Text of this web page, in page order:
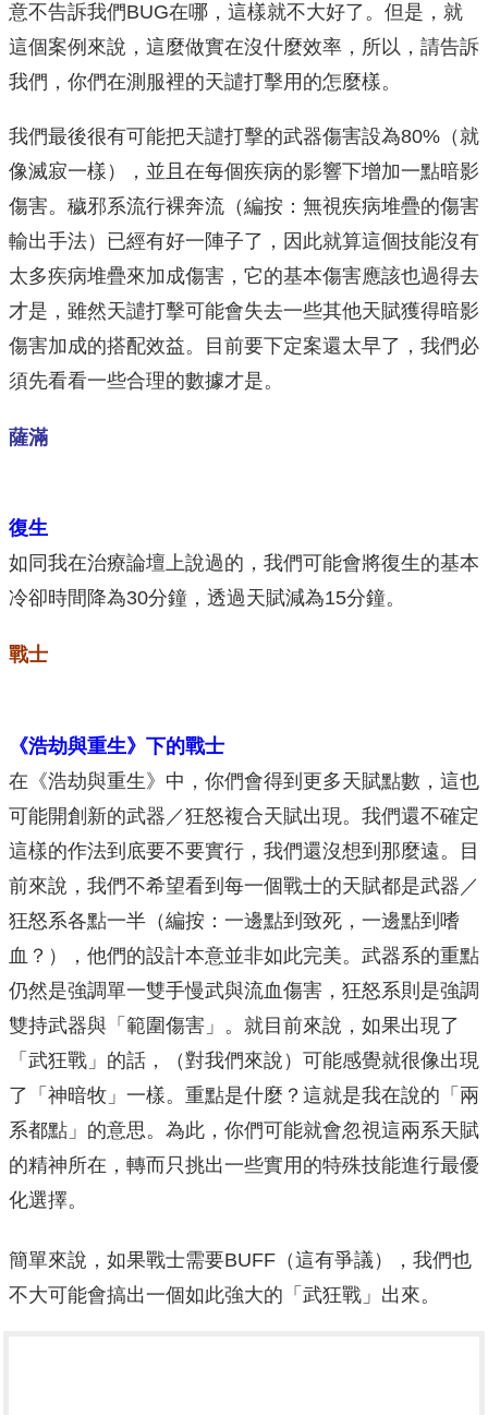
意不告訴我們BUG在哪，這樣就不大好了。但是，就
這個案例來說，這麼做實在沒什麼效率，所以，請告訴
我們，你們在測服裡的天譴打擊用的怎麼樣。
我們最後很有可能把天譴打擊的武器傷害設為80%（就
像滅寂一樣），並且在每個疾病的影響下增加一點暗影
傷害。穢邪系流行裸奔流（編按：無視疾病堆疊的傷害
輸出手法）已經有好一陣子了，因此就算這個技能沒有
太多疾病堆疊來加成傷害，它的基本傷害應該也過得去
才是，雖然天譴打擊可能會失去一些其他天賦獲得暗影
傷害加成的搭配效益。目前要下定案還太早了，我們必
須先看看一些合理的數據才是。
薩滿
復生
如同我在治療論壇上說過的，我們可能會將復生的基本
冷卻時間降為30分鐘，透過天賦減為15分鐘。
戰士
《浩劫與重生》下的戰士
在《浩劫與重生》中，你們會得到更多天賦點數，這也
可能開創新的武器／狂怒複合天賦出現。我們還不確定
這樣的作法到底要不要實行，我們還沒想到那麼遠。目
前來說，我們不希望看到每一個戰士的天賦都是武器／
狂怒系各點一半（編按：一邊點到致死，一邊點到嗜
血？），他們的設計本意並非如此完美。武器系的重點
仍然是強調單一雙手慢武與流血傷害，狂怒系則是強調
雙持武器與「範圍傷害」。就目前來說，如果出現了
「武狂戰」的話，（對我們來說）可能感覺就很像出現
了「神暗牧」一樣。重點是什麼？這就是我在說的「兩
系都點」的意思。為此，你們可能就會忽視這兩系天賦
的精神所在，轉而只挑出一些實用的特殊技能進行最優
化選擇。
簡單來說，如果戰士需要BUFF（這有爭議），我們也
不大可能會搞出一個如此強大的「武狂戰」出來。